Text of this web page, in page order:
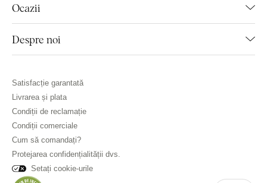
Ocazii
Despre noi
Satisfacție garantată
Livrarea și plata
Condiții de reclamație
Condiții comerciale
Cum să comandați?
Protejarea confidențialității dvs.
Setați cookie-urile